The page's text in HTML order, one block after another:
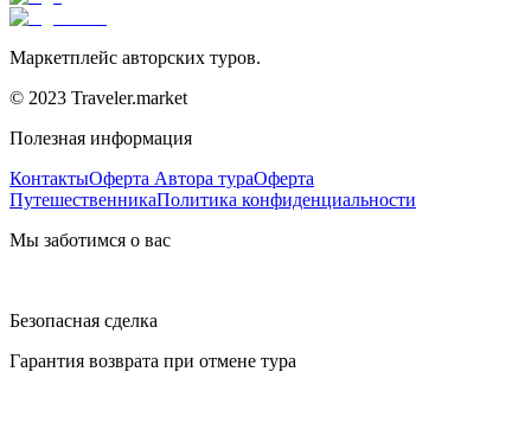
Маркетплейс авторских туров.
© 2023 Traveler.market
Полезная информация
КонтактыОферта Автора тураОферта
ПутешественникаПолитика конфиденциальности
Мы заботимся о вас
Безопасная сделка
Гарантия возврата при отмене тура